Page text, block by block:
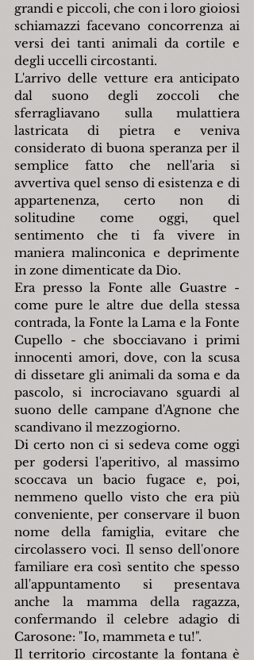
grandi e piccoli, che con i loro gioiosi
schiamazzi facevano concorrenza ai
versi dei tanti animali da cortile e
degli uccelli circostanti.
L'arrivo delle vetture era anticipato
dal suono degli zoccoli che
sferragliavano sulla mulattiera
lastricata di pietra e veniva
considerato di buona speranza per il
semplice fatto che nell'aria si
avvertiva quel senso di esistenza e di
appartenenza, certo non di
solitudine come oggi, quel
sentimento che ti fa vivere in
maniera malinconica e deprimente
in zone dimenticate da Dio.
Era presso la Fonte alle Guastre -
come pure le altre due della stessa
contrada, la Fonte la Lama e la Fonte
Cupello - che sbocciavano i primi
innocenti amori, dove, con la scusa
di dissetare gli animali da soma e da
pascolo, si incrociavano sguardi al
suono delle campane d'Agnone che
scandivano il mezzogiorno.
Di certo non ci si sedeva come oggi
per godersi l'aperitivo, al massimo
scoccava un bacio fugace e, poi,
nemmeno quello visto che era più
conveniente, per conservare il buon
nome della famiglia, evitare che
circolassero voci. Il senso dell'onore
familiare era così sentito che spesso
all'appuntamento si presentava
anche la mamma della ragazza,
confermando il celebre adagio di
Carosone: "Io, mammeta e tu!".
Il territorio circostante la fontana è